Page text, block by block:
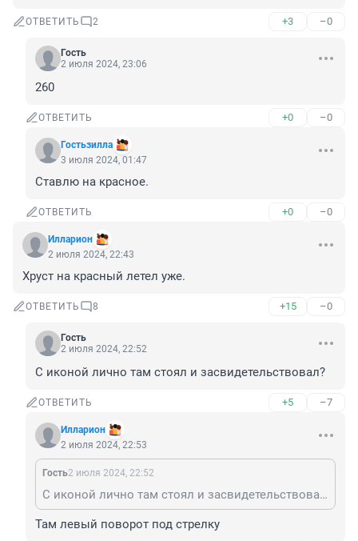
ОТВЕТИТЬ 2 +3 –0
Гость
2 июля 2024, 23:06
260
ОТВЕТИТЬ +0 –0
Гостьзилла
3 июля 2024, 01:47
Ставлю на красное.
ОТВЕТИТЬ +0 –0
Илларион
2 июля 2024, 22:43
Хруст на красный летел уже.
ОТВЕТИТЬ 8 +15 –0
Гость
2 июля 2024, 22:52
С иконой лично там стоял и засвидетельствовал?
ОТВЕТИТЬ +5 –7
Илларион
2 июля 2024, 22:53
Гость2 июля 2024, 22:52
С иконой лично там стоял и засвидетельствовал?
Там левый поворот под стрелку